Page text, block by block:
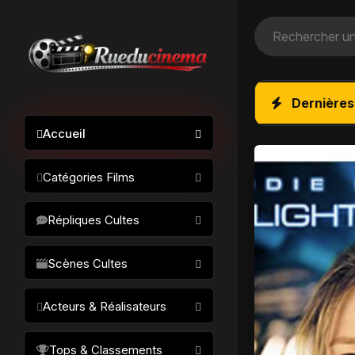
Accueil
Catégories Films
Science-fiction
Drame / Thriller
Comédie/humour
Horreur
Fantastique
Répliques Cultes
Scènes Cultes
Acteurs & Réalisateurs
Tops & Classements